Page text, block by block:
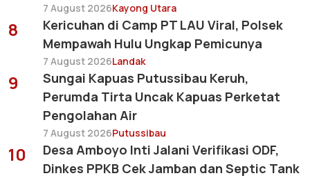
7 August 2026Kayong Utara
8
Kericuhan di Camp PT LAU Viral, Polsek
Mempawah Hulu Ungkap Pemicunya
7 August 2026Landak
9
Sungai Kapuas Putussibau Keruh,
Perumda Tirta Uncak Kapuas Perketat
Pengolahan Air
7 August 2026Putussibau
10
Desa Amboyo Inti Jalani Verifikasi ODF,
Dinkes PPKB Cek Jamban dan Septic Tank